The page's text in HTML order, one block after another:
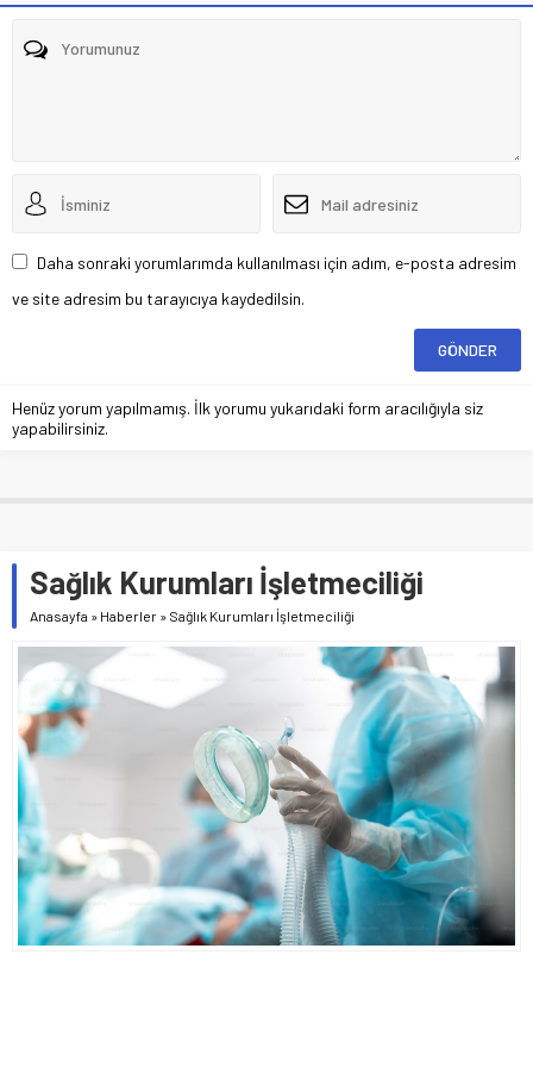
Daha sonraki yorumlarımda kullanılması için adım, e-posta adresim
ve site adresim bu tarayıcıya kaydedilsin.
Henüz yorum yapılmamış. İlk yorumu yukarıdaki form aracılığıyla siz
yapabilirsiniz.
Sağlık Kurumları İşletmeciliği
Anasayfa » Haberler » Sağlık Kurumları İşletmeciliği